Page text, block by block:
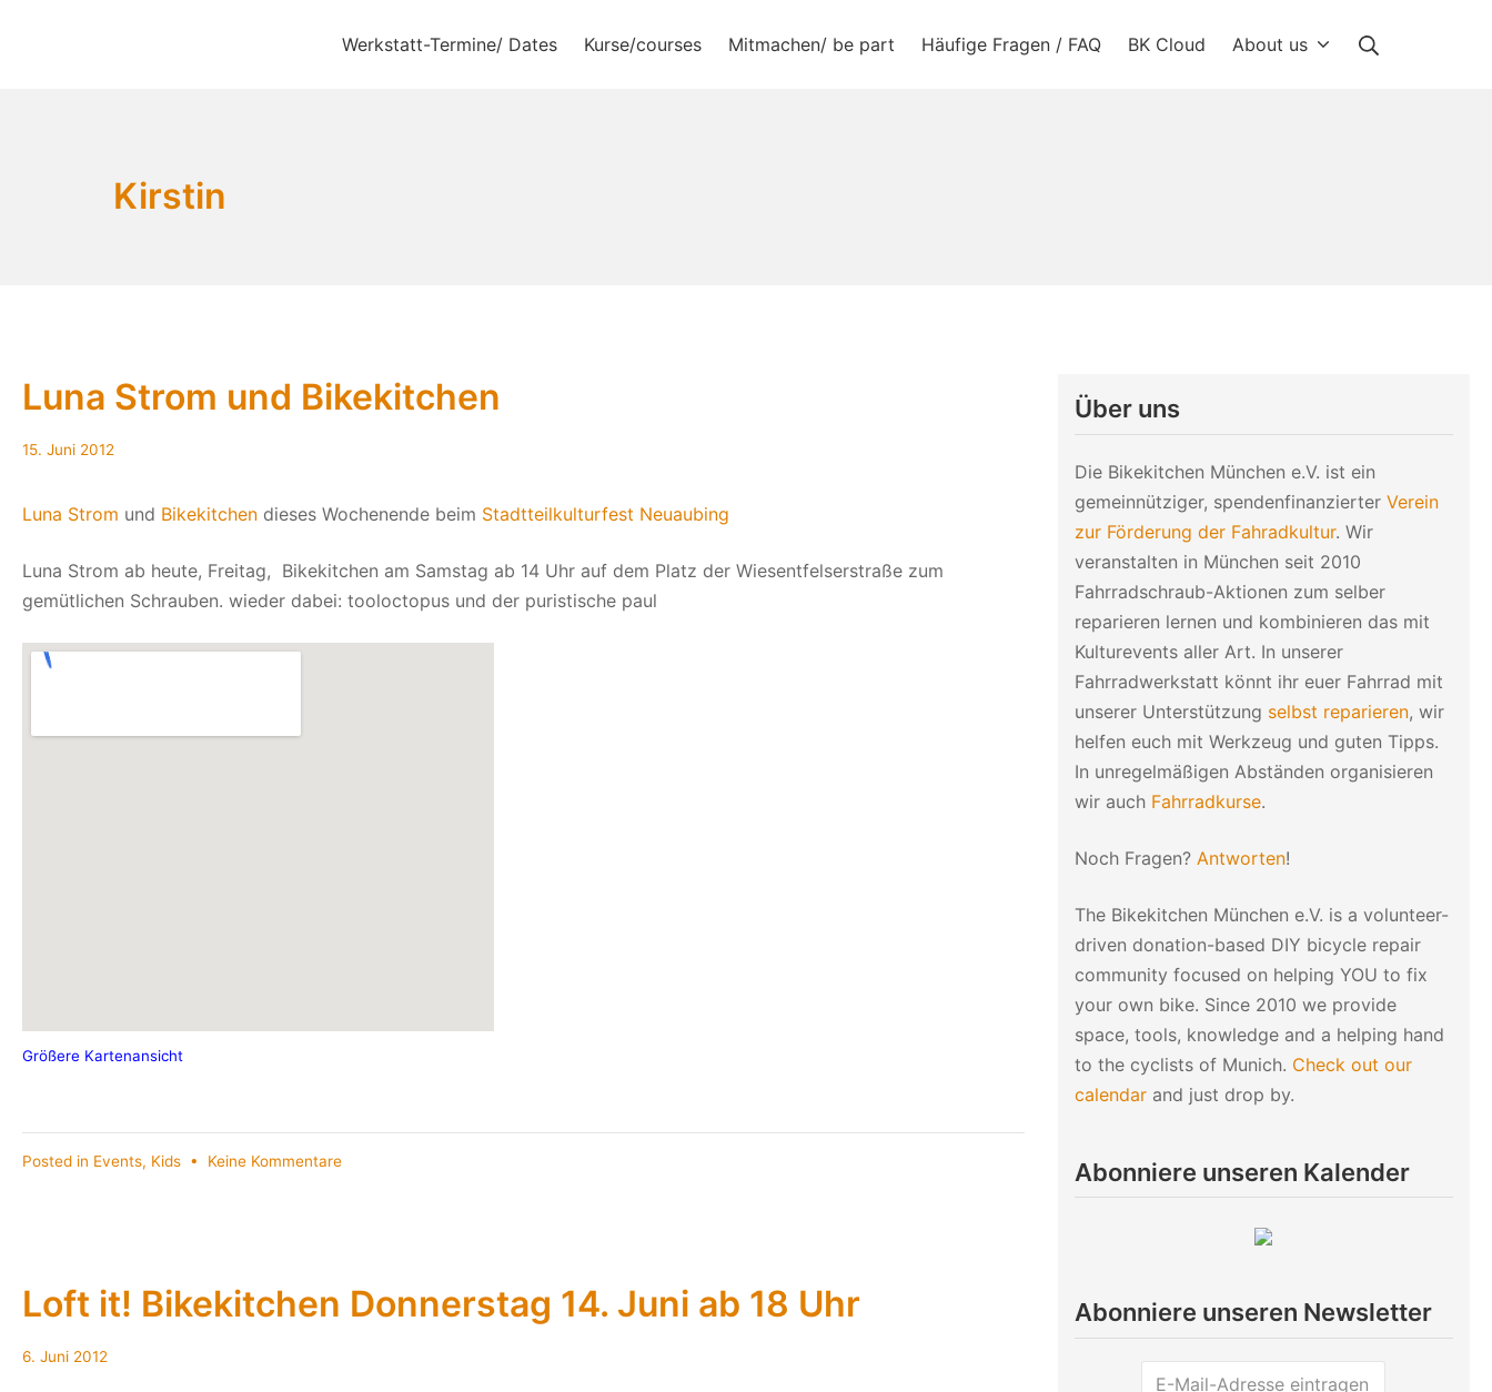
Bikekitchen München e.V.
Werkstatt-Termine/ Dates Kurse/courses Mitmachen/ be part Häufige Fragen / FAQ BK Cloud About us
Kirstin
Luna Strom und Bikekitchen
15. Juni 2012
Luna Strom und Bikekitchen dieses Wochenende beim Stadtteilkulturfest Neuaubing
Luna Strom ab heute, Freitag, Bikekitchen am Samstag ab 14 Uhr auf dem Platz der Wiesentfelserstraße zum
gemütlichen Schrauben. wieder dabei: tooloctopus und der puristische paul
Größere Kartenansicht
Posted in Events, Kids • Keine Kommentarezu
Loft it! Bikekitchen Donnerstag 14. Juni ab 18 Uhr
6. Juni 2012
Über uns
Die Bikekitchen München e.V. ist ein
gemeinnütziger, spendenfinanzierter Verein
zur Förderung der Fahradkultur. Wir
veranstalten in München seit 2010
Fahrradschraub-Aktionen zum selber
reparieren lernen und kombinieren das mit
Kulturevents aller Art. In unserer
Fahrradwerkstatt könnt ihr euer Fahrrad mit
unserer Unterstützung selbst reparieren, wir
helfen euch mit Werkzeug und guten Tipps.
In unregelmäßigen Abständen organisieren
wir auch Fahrradkurse.
Noch Fragen? Antworten!
The Bikekitchen München e.V. is a volunteer-
driven donation-based DIY bicycle repair
community focused on helping YOU to fix
your own bike. Since 2010 we provide
space, tools, knowledge and a helping hand
to the cyclists of Munich. Check out our
calendarand just drop by.
Abonniere unseren Kalender
Abonniere unseren Newsletter